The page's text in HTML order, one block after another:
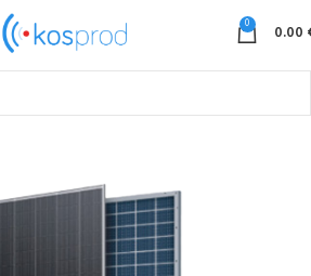
0 0.00